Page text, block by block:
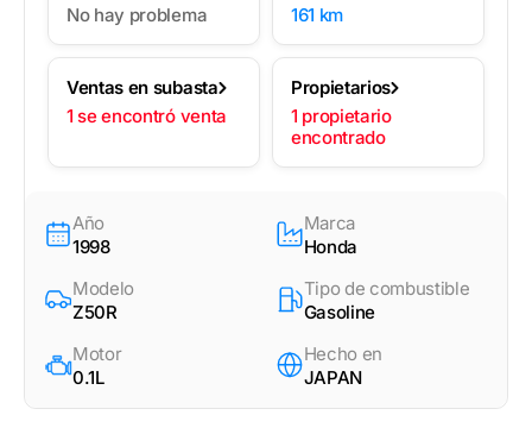
No hay problema
161 km
Ventas en subasta
1 se encontró venta
Propietarios
1 propietario
encontrado
Año
1998
Marca
Honda
Modelo
Z50R
Tipo de combustible
Gasoline
Motor
0.1L
Hecho en
JAPAN